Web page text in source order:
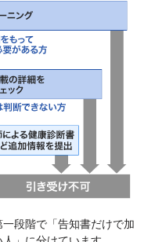
段階で「告知書だけで加